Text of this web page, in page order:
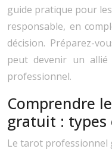
guide pratique pour
responsable, en
décision. Préparez-
peut devenir un
professionnel.
Comprendre
gratuit :
Le tarot professionnel